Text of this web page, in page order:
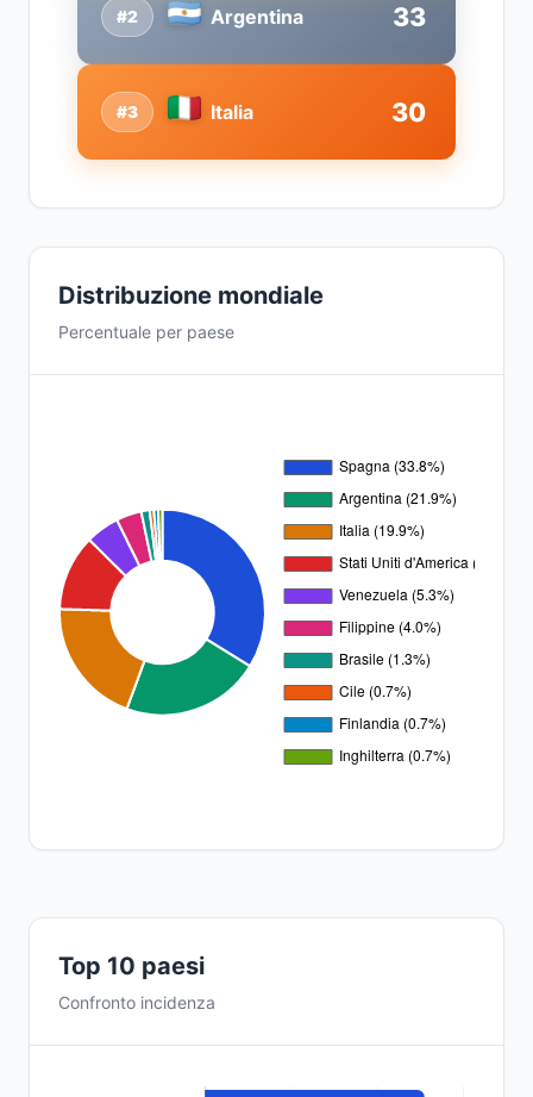
#2 Argentina 33
#3 Italia 30
Distribuzione mondiale
Percentuale per paese
Top 10 paesi
Confronto incidenza